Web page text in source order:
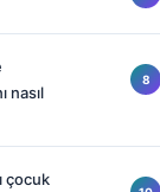
nasıl
çocuk